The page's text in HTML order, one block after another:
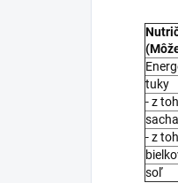
tuky
- z
- z
soľ